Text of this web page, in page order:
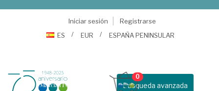
Iniciar sesión
Registrarse
ES
EUR ESPAÑA PENINSULAR
Busqueda avanzada
0